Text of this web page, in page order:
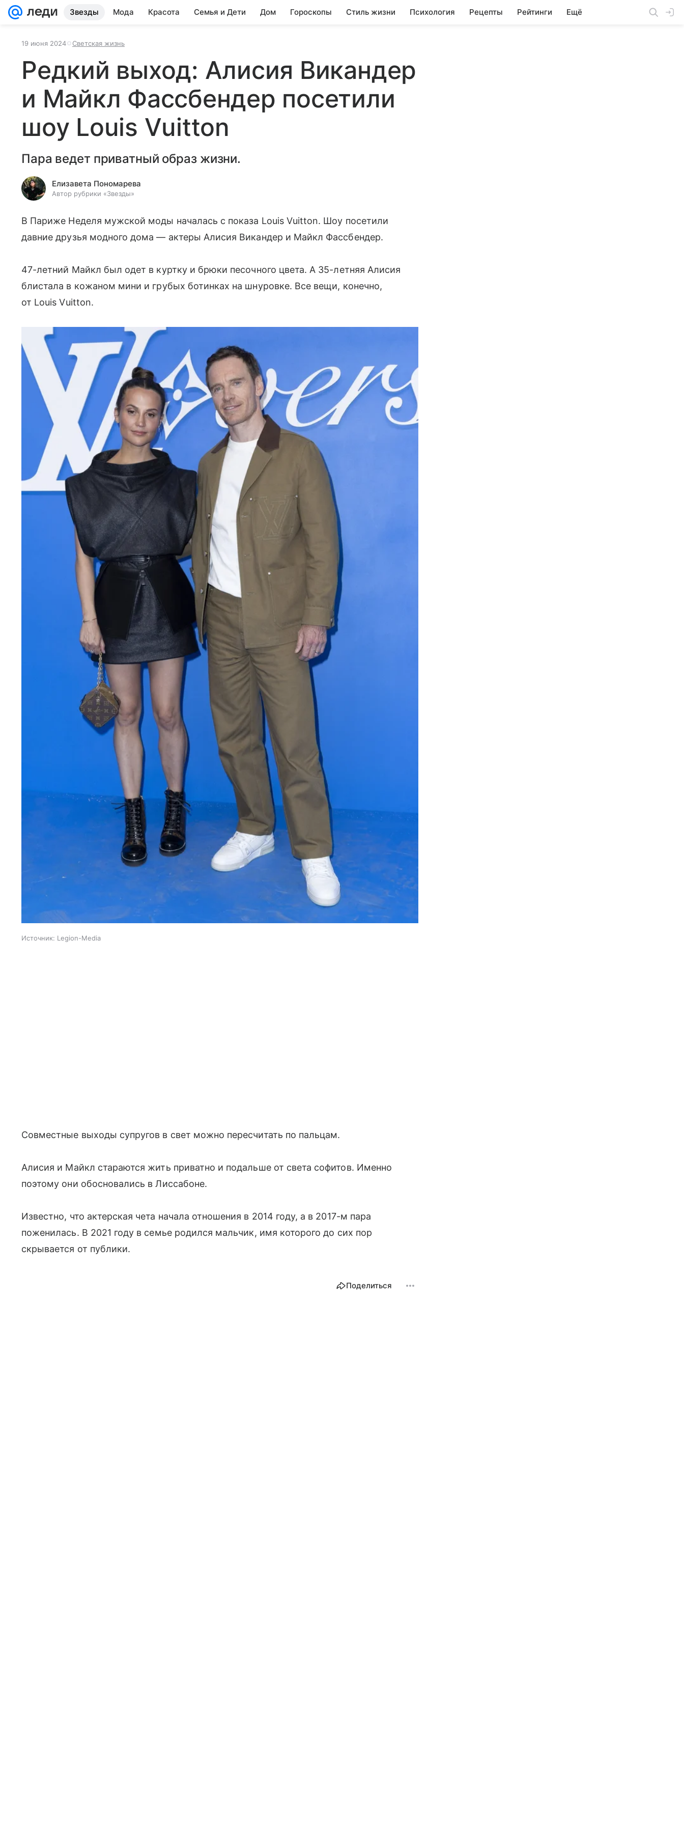
Звезды Мода Красота Семья и Дети Дом Гороскопы Стиль жизни Психология Рецепты Рейтинги Ещё
19 июня 2024 Светская жизнь
Редкий выход: Алисия Викандер
и Майкл Фассбендер посетили
шоу Louis Vuitton
Пара ведет приватный образ жизни.
Елизавета Пономарева
Автор рубрики «Звезды»
В Париже Неделя мужской моды началась с показа Louis Vuitton. Шоу посетили
давние друзья модного дома — актеры Алисия Викандер и Майкл Фассбендер.
47-летний Майкл был одет в куртку и брюки песочного цвета. А 35-летняя Алисия
блистала в кожаном мини и грубых ботинках на шнуровке. Все вещи, конечно,
от Louis Vuitton.
Источник: Legion-Media
Совместные выходы супругов в свет можно пересчитать по пальцам.
Алисия и Майкл стараются жить приватно и подальше от света софитов. Именно
поэтому они обосновались в Лиссабоне.
Известно, что актерская чета начала отношения в 2014 году, а в 2017-м пара
поженилась. В 2021 году в семье родился мальчик, имя которого до сих пор
скрывается от публики.
Поделиться